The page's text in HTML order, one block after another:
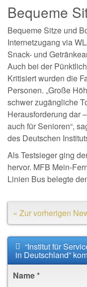
Bequeme
Bequeme Sitze und
Internetzugang via
Snack- und
Auch bei der
Kritisiert wurden die
Personen. „Große
schwer zugängliche
Herausforderung dar
auch für Senioren“,
des Deutschen
Als Testsieger ging
hervor. MFB Mein-
Linien Bus belegte
« Zur vorherigen
“Institut für
in Deutschland”
Name*